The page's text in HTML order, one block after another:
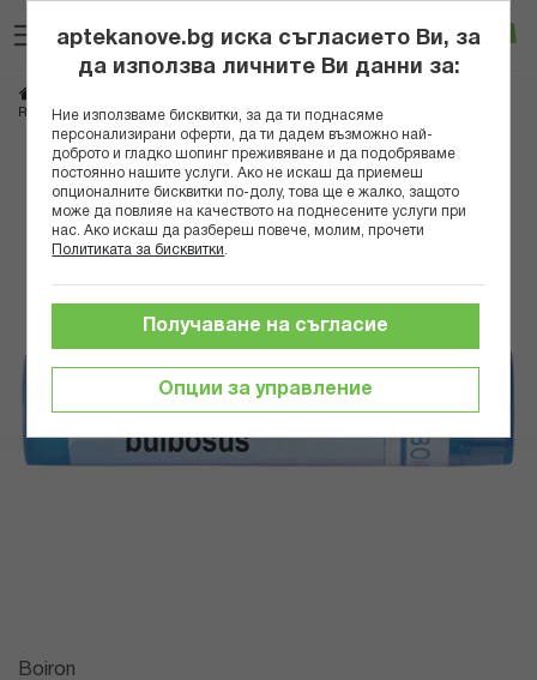
към
съдържанието
Вход
RANUNCULUS BULBOSUS 9 CH
Преминете
края
Преминете
Boiron
aptekanove.bg иска съгласието Ви, за
да използва личните Ви данни за:
Ние използваме бисквитки, за да ти поднасяме
персонализирани оферти, да ти дадем възможно най-
доброто и гладко шопинг преживяване и да подобряваме
постоянно нашите услуги. Ако не искаш да приемеш
опционалните бисквитки по-долу, това ще е жалко, защото
може да повлияе на качеството на поднесените услуги при
нас. Ако искаш да разбереш повече, молим, прочети
Политиката за бисквитки
Опции за управление
Получаване на съгласие